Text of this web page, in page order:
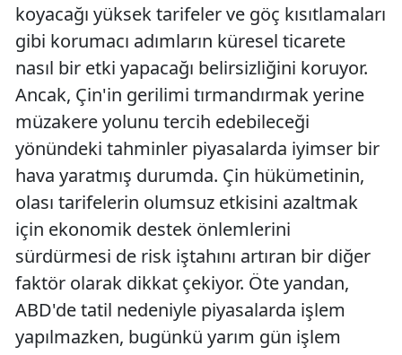
koyacağı yüksek tarifeler ve göç kısıtlamaları
gibi korumacı adımların küresel ticarete
nasıl bir etki yapacağı belirsizliğini koruyor.
Ancak, Çin'in gerilimi tırmandırmak yerine
müzakere yolunu tercih edebileceği
yönündeki tahminler piyasalarda iyimser bir
hava yaratmış durumda. Çin hükümetinin,
olası tarifelerin olumsuz etkisini azaltmak
için ekonomik destek önlemlerini
sürdürmesi de risk iştahını artıran bir diğer
faktör olarak dikkat çekiyor. Öte yandan,
ABD'de tatil nedeniyle piyasalarda işlem
yapılmazken, bugünkü yarım gün işlem